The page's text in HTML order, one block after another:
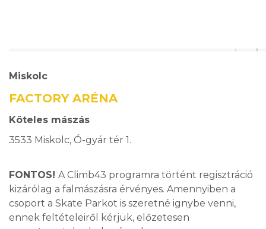
Miskolc
FACTORY ARÉNA
Köteles mászás
3533 Miskolc, Ó-gyár tér 1.
FONTOS! A Climb43 programra történt regisztráció
kizárólag a falmászásra érvényes. Amennyiben a
csoport a Skate Parkot is szeretné ignybe venni,
ennek feltételeiről kérjük, előzetesen